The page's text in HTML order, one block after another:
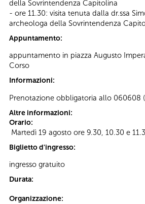
della Sovrintendenza Capitolina
- ore 11.30: visita tenuta dalla dr.ssa
archeologa della Sovrintendenza
Appuntamento:
appuntamento in piazza Augusto
Corso
Informazioni:
Prenotazione obbligatoria allo 060608
Altre informazioni:
Orario:
Martedì 19 agosto ore 9.30, 10.30 e
Biglietto d'ingresso:
ingresso gratuito
Durata:
Organizzazione: